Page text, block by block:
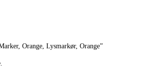
Orange, Lysmarkør, Orange”